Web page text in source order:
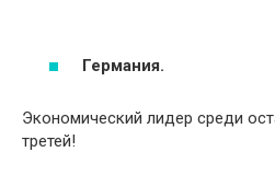
Германия.
Экономический лидер среди
третей!